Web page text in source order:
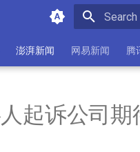
澎湃新闻 网易新闻 腾
起诉公司期